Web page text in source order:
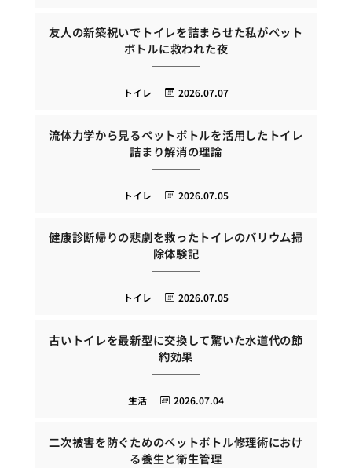
友人の新築祝いでトイレを詰まらせた私がペット
ボトルに救われた夜
2026.07.07
トイレ
流体力学から見るペットボトルを活用したトイレ
詰まり解消の理論
2026.07.05
トイレ
健康診断帰りの悲劇を救ったトイレのバリウム掃
除体験記
2026.07.05
トイレ
古いトイレを最新型に交換して驚いた水道代の節
約効果
2026.07.04
生活
二次被害を防ぐためのペットボトル修理術におけ
る養生と衛生管理